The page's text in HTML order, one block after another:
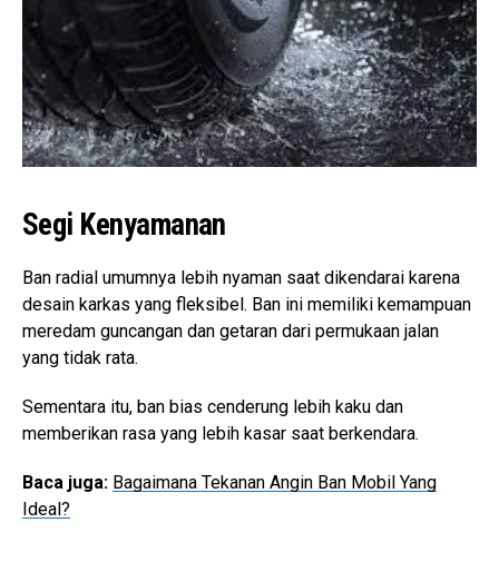
Segi Kenyamanan
Ban radial umumnya lebih nyaman saat dikendarai karena
desain karkas yang fleksibel. Ban ini memiliki kemampuan
meredam guncangan dan getaran dari permukaan jalan
yang tidak rata.
Sementara itu, ban bias cenderung lebih kaku dan
memberikan rasa yang lebih kasar saat berkendara.
Baca juga: Bagaimana Tekanan Angin Ban Mobil Yang
Ideal?